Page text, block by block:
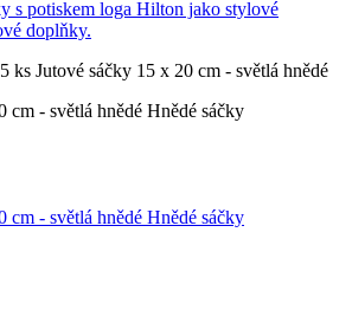
5 ks Jutové sáčky 15 x 20 cm - světlá hnědé